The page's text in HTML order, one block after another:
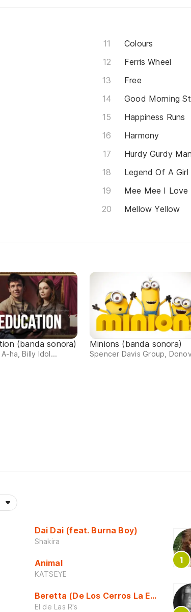
Colours
Ferris Wheel
Free
Good Morning
Happiness Runs
Harmony
Hurdy Gurdy Man
Legend Of A Girl
Mee Mee I Love
Mellow Yellow
(banda sonora)
ha, Billy Idol...
Minions (banda sonora)
Spencer Davis Group,
Dai Dai (feat. Burna Boy)
Shakira
Animal
KATSEYE
Beretta (De Los Cerros La Escuela)
El de Las R's